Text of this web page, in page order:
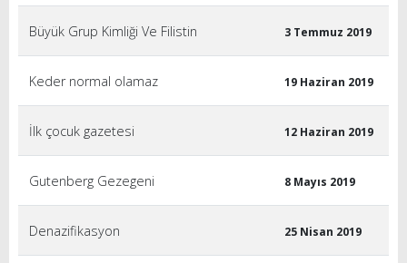
Büyük Grup Kimliği Ve Filistin 3 Temmuz 2019
Keder normal olamaz 19 Haziran 2019
İlk çocuk gazetesi 12 Haziran 2019
Gutenberg Gezegeni 8 Mayıs 2019
Denazifikasyon 25 Nisan 2019